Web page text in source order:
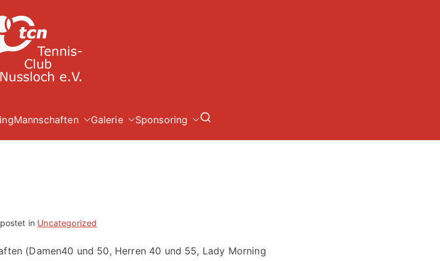
Mannschaften Galerie Sponsoring
in Uncategorized
(Damen40 und 50, Herren 40 und 55, Lady Morning